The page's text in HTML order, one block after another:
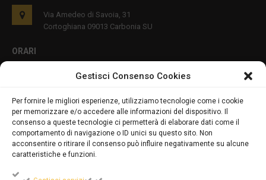
Gestisci Consenso Cookies
Per fornire le migliori esperienze, utilizziamo tecnologie come i cookie
per memorizzare e/o accedere alle informazioni del dispositivo. Il
consenso a queste tecnologie ci permetterà di elaborare dati come il
comportamento di navigazione o ID unici su questo sito. Non
acconsentire o ritirare il consenso può influire negativamente su alcune
caratteristiche e funzioni.
Via Amedeo di Savoia, 31
Cortoghiana 09013 Carbonia SU
ORARI
PRIVACY E COOKIES
DICHIARAZIONE SULLA PRIVACY (UE)